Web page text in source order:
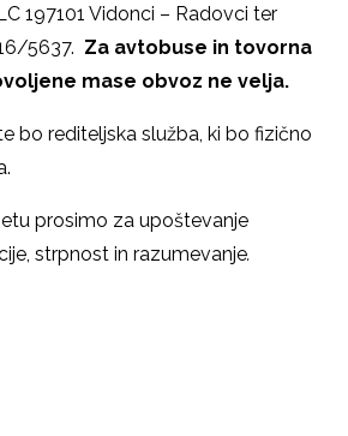
197101 Vidonci – Radovci ter
5637. Za avtobuse in tovorna
mase obvoz ne velja.
bo rediteljska služba, ki bo fizično
prosimo za upoštevanje
strpnost in razumevanje.